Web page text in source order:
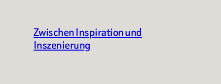
Zwischen Inspiration und
Inszenierung